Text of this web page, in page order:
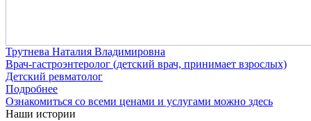
Трутнева Наталия Владимировна
Врач-гастроэнтеролог (детский врач, принимает взрослых)
Детский ревматолог
Подробнее
Ознакомиться со всеми ценами и услугами можно здесь
Наши истории